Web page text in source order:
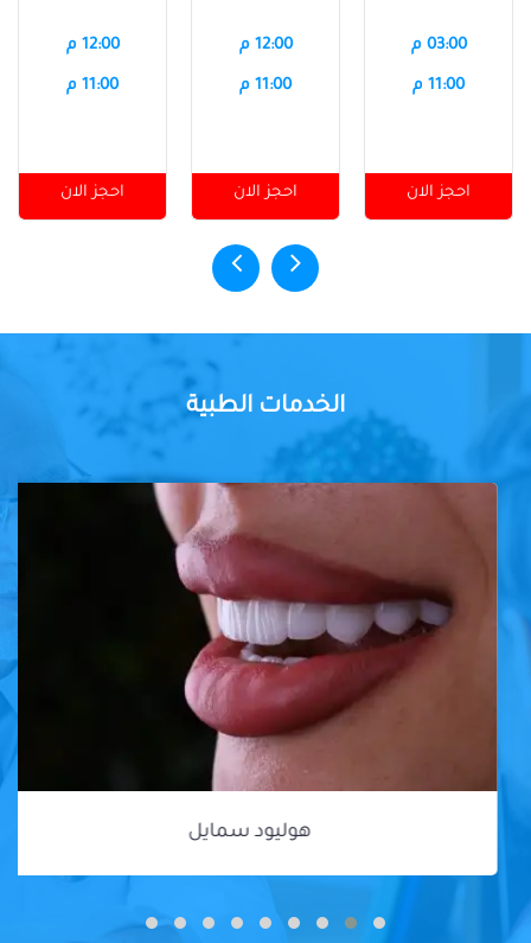
03:00 م
11:00 م
احجز الان
12:00 م
11:00 م
احجز الان
12:00 م
11:00 م
احجز الان
الخدمات الطبية
هوليود سمايل